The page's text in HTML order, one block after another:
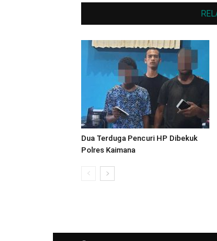
Dua Terduga Pencuri HP Dibekuk
Polres Kaimana